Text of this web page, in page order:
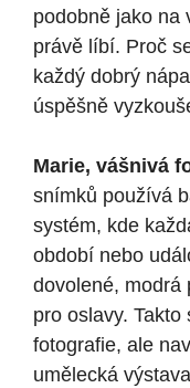
podobně jako na
právě líbí. Proč
každý dobrý
úspěšně
Marie, vášnivá
snímků používá
systém, kde
období nebo
dovolené, modrá
pro oslavy.
fotografie, ale
umělecká